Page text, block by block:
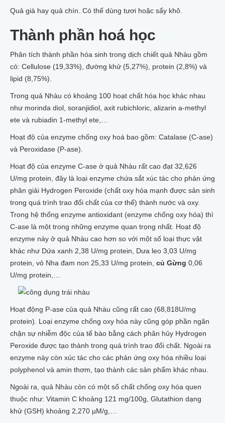
Quả già hay quả chín. Có thể dùng tươi hoặc sấy khô.
Thành phần hoá học
Phân tích thành phần hóa sinh trong dịch chiết quả Nhàu gồm
có: Cellulose (19,33%), đường khử (5,27%), protein (2,8%) và
lipid (8,75%).
Trong quả Nhàu có khoảng 100 hoạt chất hóa học khác nhau
như morinda diol, soranjidiol, axit rubichloric, alizarin a-methyl
ete và rubiadin 1-methyl ete,…
Hoạt độ của enzyme chống oxy hoá bao gồm: Catalase (C-ase)
và Peroxidase (P-ase).
Hoạt độ của enzyme C-ase ở quả Nhàu rất cao đạt 32,626
U/mg protein, đây là loại enzyme chứa sắt xúc tác cho phản ứng
phân giải Hydrogen Peroxide (chất oxy hóa mạnh được sản sinh
trong quá trình trao đổi chất của cơ thể) thành nước và oxy.
Trong hệ thống enzyme antioxidant (enzyme chống oxy hóa) thì
C-ase là một trong những enzyme quan trọng nhất. Hoạt độ
enzyme này ở quả Nhàu cao hơn so với một số loại thực vật
khác như Dứa xanh 2,38 U/mg protein, Dưa leo 3,03 U/mg
protein, vỏ Nha đam non 25,33 U/mg protein, củ Gừng 0,06
U/mg protein,…
Hoạt động P-ase của quả Nhàu cũng rất cao (68,818U/mg
protein). Loại enzyme chống oxy hóa này cũng góp phần ngăn
chặn sự nhiễm độc của tế bào bằng cách phân hủy Hydrogen
Peroxide được tạo thành trong quá trình trao đổi chất. Ngoài ra
enzyme này còn xúc tác cho các phản ứng oxy hóa nhiều loại
polyphenol và amin thơm, tạo thành các sản phẩm khác nhau.
Ngoài ra, quả Nhàu còn có một số chất chống oxy hóa quen
thuộc như: Vitamin C khoảng 121 mg/100g, Glutathion dạng
khử (GSH) khoảng 2,270 µM/g,…